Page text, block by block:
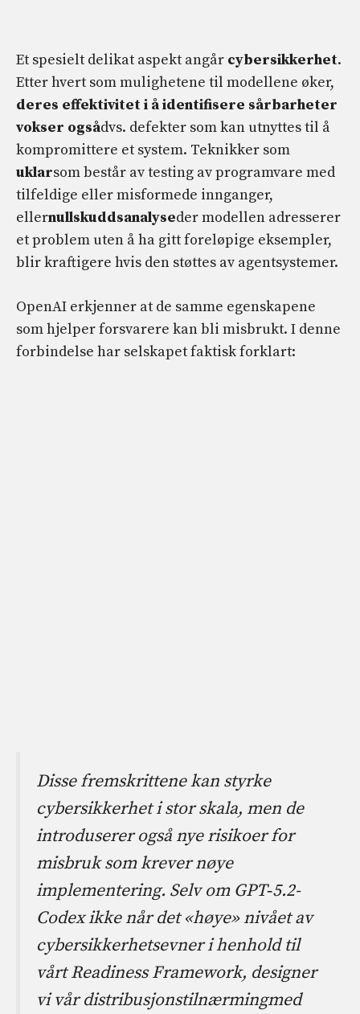
Et spesielt delikat aspekt angår cybersikkerhet.
Etter hvert som mulighetene til modellene øker,
deres effektivitet i å identifisere sårbarheter
vokser ogsådvs. defekter som kan utnyttes til å
kompromittere et system. Teknikker som
uklarsom består av testing av programvare med
tilfeldige eller misformede innganger,
ellernullskuddsanalyseder modellen adresserer
et problem uten å ha gitt foreløpige eksempler,
blir kraftigere hvis den støttes av agentsystemer.
OpenAI erkjenner at de samme egenskapene
som hjelper forsvarere kan bli misbrukt. I denne
forbindelse har selskapet faktisk forklart:
Disse fremskrittene kan styrke
cybersikkerhet i stor skala, men de
introduserer også nye risikoer for
misbruk som krever nøye
implementering. Selv om GPT‑5.2-
Codex ikke når det «høye» nivået av
cybersikkerhetsevner i henhold til
vårt Readiness Framework, designer
vi vår distribusjonstilnærming⁠med